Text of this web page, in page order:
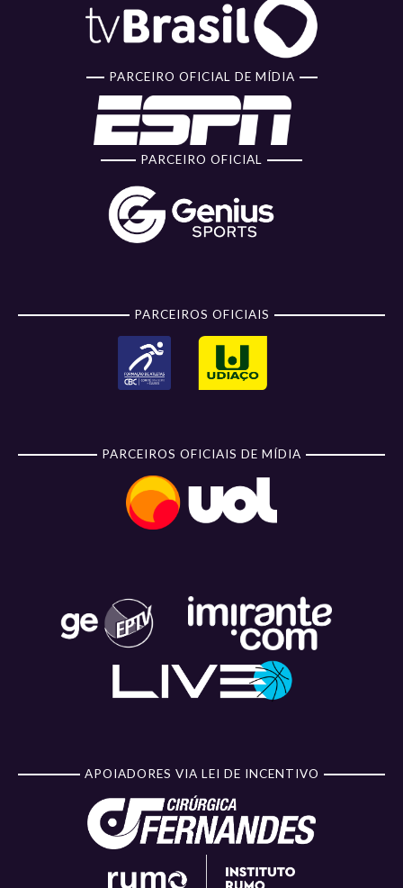
PARCEIRO OFICIAL DE MÍDIA
PARCEIRO OFICIAL
PARCEIROS OFICIAIS
PARCEIROS OFICIAIS DE MÍDIA
APOIADORES VIA LEI DE INCENTIVO